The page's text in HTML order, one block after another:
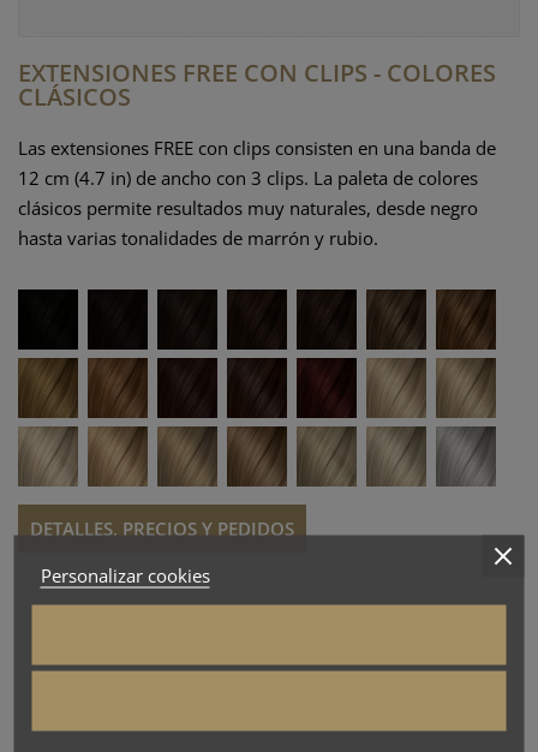
EXTENSIONES FREE CON CLIPS - COLORES
CLÁSICOS
Las extensiones FREE con clips consisten en una banda de
12 cm (4.7 in) de ancho con 3 clips. La paleta de colores
clásicos permite resultados muy naturales, desde negro
hasta varias tonalidades de marrón y rubio.
DETALLES, PRECIOS Y PEDIDOS
Personalizar cookies